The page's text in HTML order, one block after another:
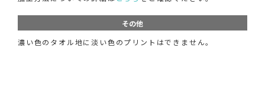
その他
濃い色のタオル地に淡い色のプリントはできません。